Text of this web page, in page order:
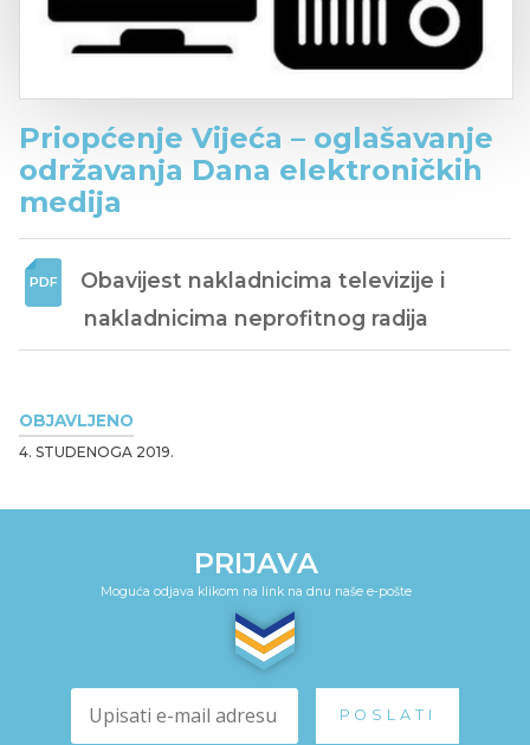
OBJAVLJENO
4. STUDENOGA 2019.
Priopćenje Vijeća – oglašavanje
održavanja Dana elektroničkih
medija
Obavijest nakladnicima televizije i
nakladnicima neprofitnog radija
PRIJAVA
Moguća odjava klikom na link na dnu naše e-pošte